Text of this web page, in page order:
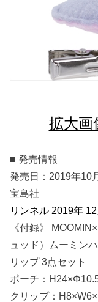
拡大画
■ 発売情報
発売日：2019年10
宝島社
リンネル 2019年
《付録》
ュッド）ムーミン
リップ 3点セット
ポーチ：
クリップ：